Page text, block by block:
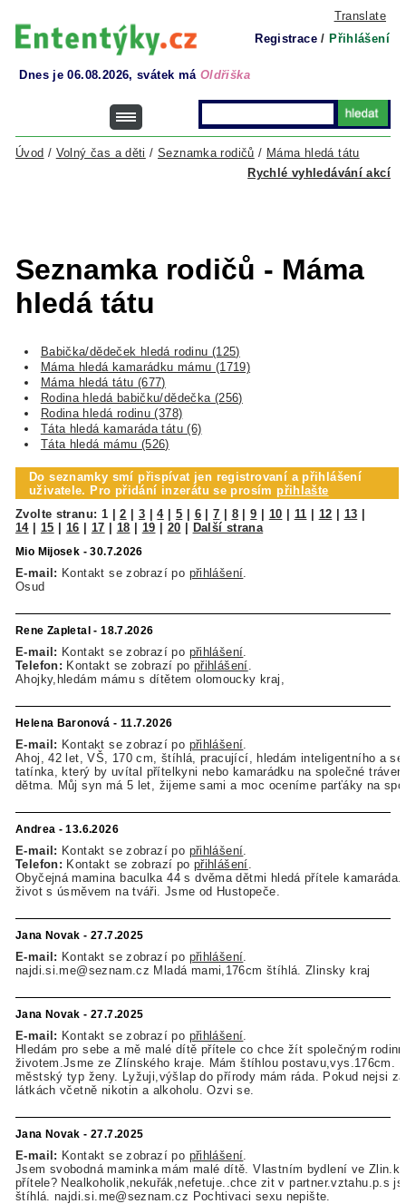
Translate
Registrace / Přihlášení
Dnes je 06.08.2026, svátek má Oldřiška
Rychlé vyhledávání akcí
Úvod / Volný čas a děti /Seznamka rodičů / Máma hledá tátu
Seznamka rodičů - Máma
hledá tátu
Babička/dědeček hledá rodinu (125)
Máma hledá kamarádku mámu (1719)
Máma hledá tátu (677)
Rodina hledá babičku/dědečka (256)
Rodina hledá rodinu (378)
Táta hledá kamaráda tátu (6)
Táta hledá mámu (526)
Do seznamky smí přispívat jen registrovaní a přihlášení
uživatele. Pro přidání inzerátu se prosímpřihlašte
Zvolte stranu: 1 |2 3 |4| 5 6|7 8|9 10 11 12 13
14| 15 16 17 18 19 20 Další strana
Mio Mijosek - 30.7.2026
E-mail: Kontakt se zobrazí po přihlášení
Osud
Rene Zapletal - 18.7.2026
E-mail: Kontakt se zobrazí po přihlášení
Telefon: Kontakt se zobrazí po přihlášení
Ahojky,hledám mámu s dítětem olomoucky kraj,
Helena Baronová - 11.7.2026
E-mail: Kontakt se zobrazí po přihlášení
Ahoj, 42 let, VŠ, 170 cm, štíhlá, pracující, hledám inteligentního a
tatínka, který by uvítal přítelkyni nebo kamarádku na společné
dětma. Můj syn má 5 let, žijeme sami a moc oceníme parťáky na
Andrea - 13.6.2026
E-mail: Kontakt se zobrazí po přihlášení
Telefon: Kontakt se zobrazí po přihlášení
Obyčejná mamina baculka 44 s dvěma dětmi hledá přítele kamaráda.
život s úsměvem na tváři. Jsme od Hustopeče.
Jana Novak - 27.7.2025
E-mail: Kontakt se zobrazí po přihlášení
najdi.si.me@seznam.cz Mladá mami,176cm štíhlá. Zlinsky kraj
Jana Novak - 27.7.2025
E-mail: Kontakt se zobrazí po přihlášení
Hledám pro sebe a mě malé dítě přítele co chce žít společným
životem.Jsme ze Zlínského kraje. Mám štíhlou postavu,vys.176cm.
městský typ ženy. Lyžuji,výšlap do přírody mám ráda. Pokud nejsi
látkách včetně nikotin a alkoholu. Ozvi se.
Jana Novak - 27.7.2025
E-mail: Kontakt se zobrazí po přihlášení
Jsem svobodná maminka mám malé dítě. Vlastním bydlení ve
přítele? Nealkoholik,nekuřák,nefetuje..chce zit v partner.vztahu.p.s
štíhlá. najdi.si.me@seznam.cz Pochtivaci sexu nepište.